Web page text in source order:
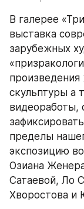
В галерее
выставка
зарубежных
произведения
скульптуры а
видеоработы,
пределы
экспозицию
Озиана
Сатаевой, Ло
Хворостова